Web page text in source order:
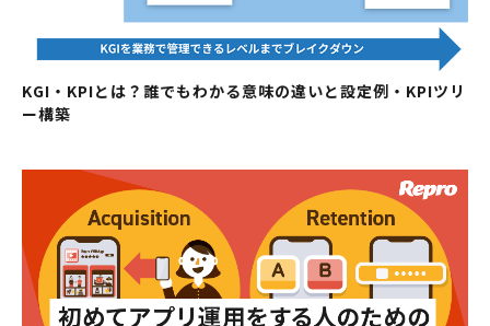
KGI・KPIとは？誰でもわかる意味の違いと設定例・KPIツリ
ー構築